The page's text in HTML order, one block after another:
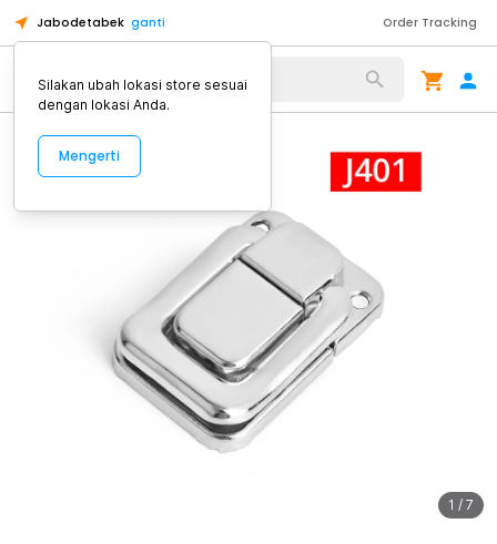
Jabodetabek ganti Order Tracking
Alat Kopi
1 / 7
Silakan ubah lokasi store sesuai
dengan lokasi Anda.
Mengerti